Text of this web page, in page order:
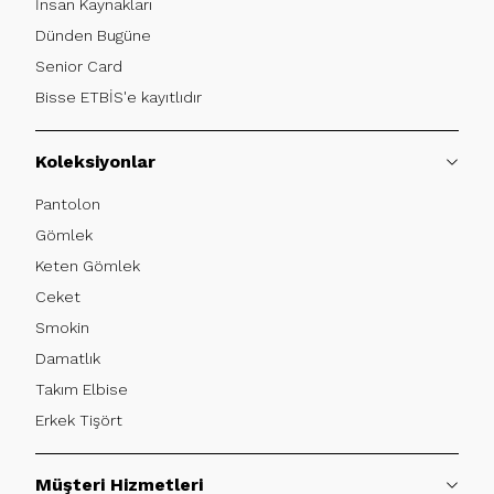
fonksiyonel bir unsur. Çift cepli gömlek modelleri, sokak
Kullanıcılar, tarzlarına göre sade veya cep detaylı Bisse
Studio gömlek modellerine yöneliyor.
Uzun Kollu Gömlek Modelleri
modelleri, Bisse Studio’nun ana kategorisini oluşturuyor.
Pamuklu yapısı sayesinde terletmeyen ve gün boyu konfor
sunan uzun kollu gömlek modelleri, genellikle ceket altına
veya tek başına kullanmak üzere tercih ediliyor.
Regular fit kalıba sahip gömlek modelleri, her vücut tipine
Oduncu gömlek modelleri, özellikle serin havaların
vazgeçilmezi olarak öne çıkıyor. Kalın dokulu pamuklu
kumaşlar, hem sıcak tutar hem de stil sahibi bir görünüm
kazandırır.
İnsan Kaynakları
Dünden Bugüne
Senior Card
Bisse ETBİS'e kayıtlıdır
Koleksiyonlar
Pantolon
Gömlek
Keten Gömlek
Ceket
Smokin
Damatlık
Takım Elbise
Erkek Tişört
Müşteri Hizmetleri